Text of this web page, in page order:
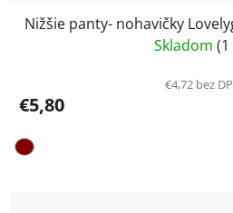
Nižšie panty- nohavičky
Skladom (1
€4,72 bez
€5,80